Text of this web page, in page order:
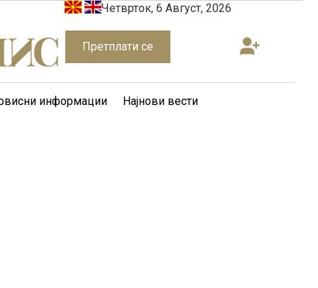
Четврток, 6 Август, 2026
Претплати се
информации Најнови вести